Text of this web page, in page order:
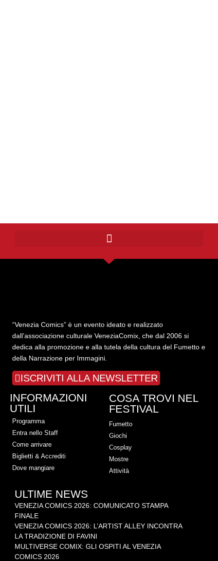
“Venezia Comics” è un evento ideato e realizzato
dall’associazione culturale VeneziaComix, che dal 2006 si
dedica alla promozione e alla tutela della cultura del Fumetto e
della Narrazione per Immagini.
ISCRIVITI ALLA NEWSLETTER
INFORMAZIONI
UTILI
Programma
Entra nello Staff
Come arrivare
Biglietti & Accrediti
Dove mangiare
COSA TROVI NEL
FESTIVAL
Fumetto
Giochi
Cosplay
Mostre
Attività
ULTIME NEWS
VENEZIA COMICS 2026: COMUNICATO STAMPA
FINALE
VENEZIA COMICS 2026: L’ARTIST ALLEY INCONTRA
LA TRADIZIONE DI FAVINI
MULTIVERSE COMIX: GLI OSPITI AL VENEZIA
COMICS 2026